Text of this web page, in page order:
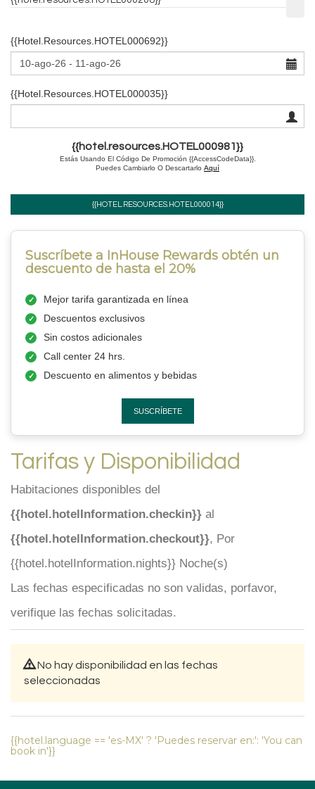
{{hotel.resources.HOTEL000692}}
{{hotel.resources.HOTEL000035}}
{{hotel.resources.HOTEL000981}}
Estás Usando El Código De Promoción {{AccessCodeData}}.
Puedes Cambiarlo O Descartarlo Aquí
{{HOTEL.RESOURCES.HOTEL000014}}
Suscríbete a InHouse Rewards obtén un
descuento de hasta el 20%
Mejor tarifa garantizada en línea
Descuentos exclusivos
Sin costos adicionales
Call center 24 hrs.
Descuento en alimentos y bebidas
SUSCRÍBETE
Tarifas y Disponibilidad
Habitaciones disponibles del
{{hotel.hotelInformation.checkin}} al
{{hotel.hotelInformation.checkout}}, Por
{{hotel.hotelInformation.nights}} Noche(s)
Las fechas especificadas no son validas, porfavor,
verifique las fechas solicitadas.
No hay disponibilidad en las fechas
seleccionadas
{{hotel.language == 'es-MX' ? 'Puedes reservar en:': 'You can
book in'}}